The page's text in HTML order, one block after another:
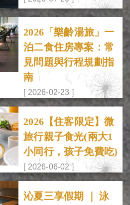
2026「樂齡湯旅」一
泊二食住房專案：常
見問題與行程規劃指
南
[ 2026-02-23 ]
2026【住客限定】微
旅行親子食光(兩大1
小同行，孩子免費吃)
[ 2026-06-02 ]
沁夏三享假期 ｜ 泳